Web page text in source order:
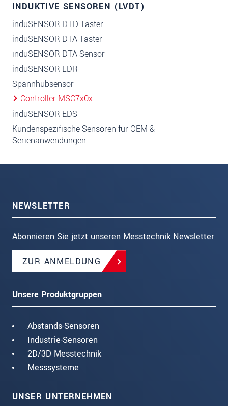
INDUKTIVE SENSOREN (LVDT)
induSENSOR DTD Taster
induSENSOR DTA Taster
induSENSOR DTA Sensor
induSENSOR LDR
Spannhubsensor
Controller MSC7x0x
induSENSOR EDS
Kundenspezifische Sensoren für OEM &
Serienanwendungen
NEWSLETTER
Abonnieren Sie jetzt unseren Messtechnik Newsletter
ZUR ANMELDUNG
Unsere Produktgruppen
Abstands-Sensoren
Industrie-Sensoren
2D/3D Messtechnik
Messsysteme
UNSER UNTERNEHMEN